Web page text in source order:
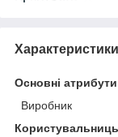
Характеристики
Основні атрибути
Виробник